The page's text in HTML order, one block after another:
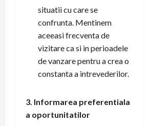
situatii cu care se
confrunta. Mentinem
aceeasi frecventa de
vizitare ca si in perioadele
de vanzare pentru a crea o
constanta a intrevederilor.
3. Informarea preferentiala
a oportunitatilor